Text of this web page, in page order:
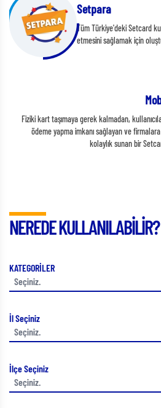
Setpara
Tüm Türkiye'deki Setcard
etmesini sağlamak için
Fiziki kart taşımaya gerek kalmadan,
ödeme yapma imkanı sağlayan ve
kolaylık sunan bir
NEREDE KULLANILABİLİR?
KATEGORİLER
İl Seçiniz
İlçe Seçiniz